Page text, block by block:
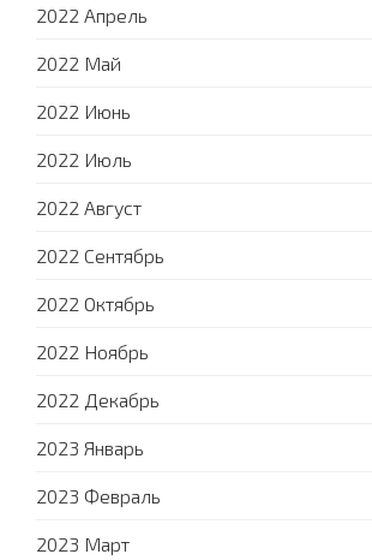
2022 Апрель
2022 Май
2022 Июнь
2022 Июль
2022 Август
2022 Сентябрь
2022 Октябрь
2022 Ноябрь
2022 Декабрь
2023 Январь
2023 Февраль
2023 Март